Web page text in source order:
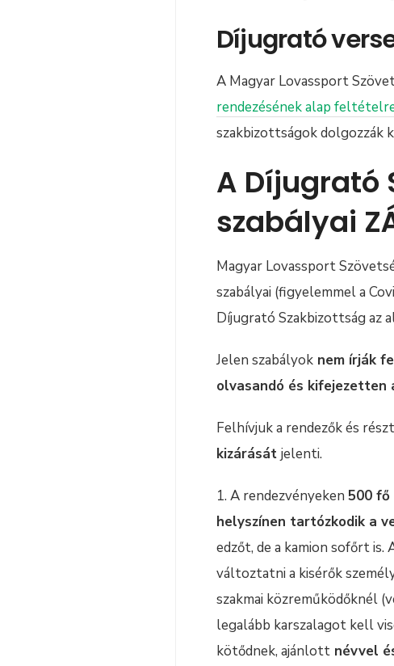
Díjugrató
A Magyar Lovassport
rendezésének alap
szakbizottságok dolgozzák
A Díjugrató
szabályai
Magyar Lovassport
szabályai (figyelemmel a
Díjugrató Szakbizottság az
Jelen szabályok nem írják
olvasandó és
Felhívjuk a rendezők és
kizárását jelenti.
1. A rendezvényeken 500 fő
helyszínen tartózkodik a
edzőt, de a kamion sofőrt
változtatni a kisérők
szakmai közreműködőknél
legalább karszalagot kell
kötődnek, ajánlott névvel